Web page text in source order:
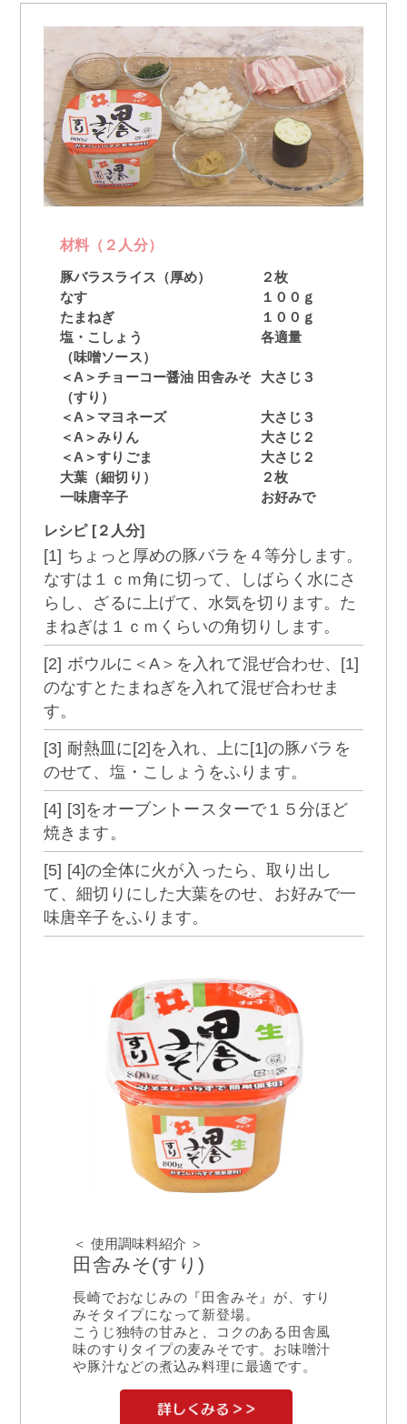
材料（２人分）
豚バラスライス（厚め）
２枚
なす
１００ｇ
たまねぎ
１００ｇ
塩・こしょう
各適量
（味噌ソース）
＜A＞チョーコー醤油 田舎みそ
（すり）
大さじ３
＜A＞マヨネーズ
大さじ３
＜A＞みりん
大さじ２
＜A＞すりごま
大さじ２
大葉（細切り）
２枚
一味唐辛子
お好みで
レシピ [２人分]
[1] ちょっと厚めの豚バラを４等分します。
なすは１ｃｍ角に切って、しばらく水にさ
らし、ざるに上げて、水気を切ります。た
まねぎは１ｃｍくらいの角切りします。
[2] ボウルに＜A＞を入れて混ぜ合わせ、[1]
のなすとたまねぎを入れて混ぜ合わせま
す。
[3] 耐熱皿に[2]を入れ、上に[1]の豚バラを
のせて、塩・こしょうをふります。
[4] [3]をオーブントースターで１５分ほど
焼きます。
[5] [4]の全体に火が入ったら、取り出し
て、細切りにした大葉をのせ、お好みで一
味唐辛子をふります。
＜ 使用調味料紹介 ＞
田舎みそ(すり)
長崎でおなじみの『田舎みそ』が、すり
みそタイプになって新登場。
こうじ独特の甘みと、コクのある田舎風
味のすりタイプの麦みそです。お味噌汁
や豚汁などの煮込み料理に最適です。